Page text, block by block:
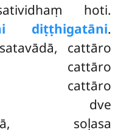
hoti.
diṭṭhigatāni.
cattāro
cattāro
cattāro
dve
soḷasa